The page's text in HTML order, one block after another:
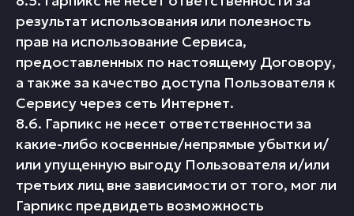
результат использования или полезность
прав на использование Сервиса,
предоставленных по настоящему Договору,
а также за качество доступа Пользователя к
Сервису через сеть Интернет.
8.6. Гарпикс не несет ответственности за
какие-либо косвенные/непрямые убытки и/
или упущенную выгоду Пользователя и/или
третьих лиц вне зависимости от того, мог ли
Гарпикс предвидеть возможность